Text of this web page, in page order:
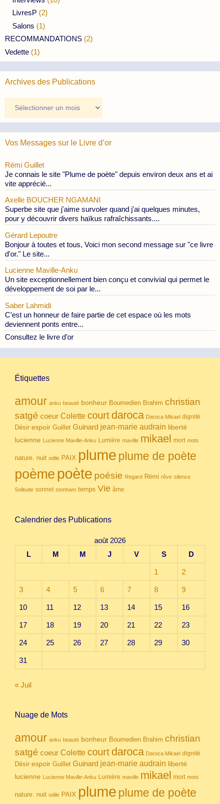
LivresP (2)
Salons (1)
RECOMMANDATIONS (2)
Vedette (1)
Archives des Publications
des
Publications
Vos Messages sur le Livre d’or
Rémi Guillet
Je connais le site "Plume de poète" depuis environ deux ans et ai
vite apprécié...
Axelle BOUCHER NGAMANI
Superbe site que j'aime survoler quand j'ai quelques minutes,
pour y découvrir divers haïkus rafraîchissants....
Gérard Lepoutre
Bonjour à toutes et tous, Voici mon second message sur "ce livre
d'or." Le site...
Lucienne Maville-Anku
Un site exceptionnellement bien conçu et convivial qui permet le
développement de soi par le...
Saber Lahmidi
C’est un honneur de faire partie de cet espace où les mots
deviennent ponts entre...
Consultez le livre d’or
Étiquettes
amour anku beauté bonheur Boumedien Brahim christian
satgé coeur Colette court daroca Daroca Mikael dignité
Désir espoir Guillet Guinard jean-marie audrain liberté
lucienne Lucienne Maville-Anku Lumière maville mikael mort mots
nature. nuit odile PAIX plume plume de poète
poème poète poésie Regard Rémi rêve silence
Solitude sonnet stonham temps Vie âme
Calendrier des Publications
août 2026
L
M M J V S D
1 2
3 4 5 6 7 8 9
10 11 12 13 14 15 16
17 18 19 20 21 22 23
24 25 26 27 28 29 30
31
« Juil
Nuage de Mots
amour anku beauté bonheur Boumedien Brahim christian
satgé coeur Colette court daroca Daroca Mikael dignité
Désir espoir Guillet Guinard jean-marie audrain liberté
lucienne Lucienne Maville-Anku Lumière maville mikael mort mots
nature. nuit odile PAIX plume plume de poète